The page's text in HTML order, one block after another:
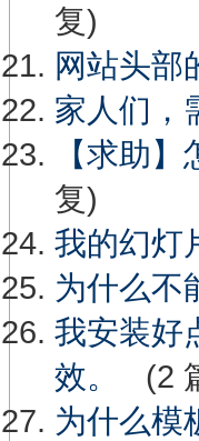
复)
网站头部
家人们，
【求助
复)
我的幻灯
为什么不
我安装好
效。
(2
为什么模